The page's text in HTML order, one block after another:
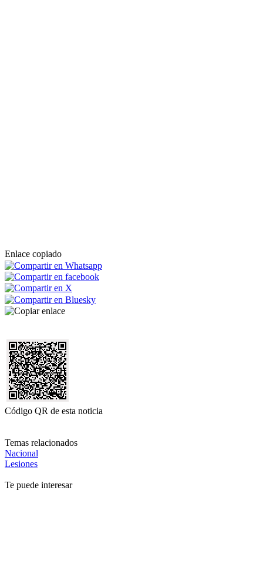
Enlace copiado
Código QR de esta noticia
Temas relacionados
Nacional
Lesiones
Te puede interesar